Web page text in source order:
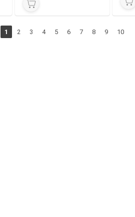
1 2 3 4 5 6 7 8 9 10